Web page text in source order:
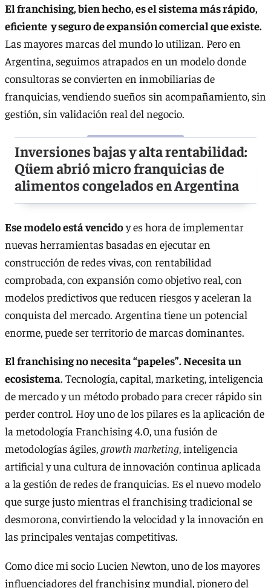
El franchising, bien hecho, es el sistema más rápido,
eficiente y seguro de expansión comercial que existe.
Las mayores marcas del mundo lo utilizan. Pero en
Argentina, seguimos atrapados en un modelo donde
consultoras se convierten en inmobiliarias de
franquicias, vendiendo sueños sin acompañamiento, sin
gestión, sin validación real del negocio.
Inversiones bajas y alta rentabilidad:
Qüem abrió micro franquicias de
alimentos congelados en Argentina
Ese modelo está vencidoy es hora de implementar
nuevas herramientas basadas en ejecutar en
construcción de redes vivas, con rentabilidad
comprobada, con expansión como objetivo real, con
modelos predictivos que reducen riesgos y aceleran la
conquista del mercado. Argentina tiene un potencial
enorme, puede ser territorio de marcas dominantes.
El franchising no necesita “papeles”. Necesita un
ecosistema. Tecnología, capital, marketing, inteligencia
de mercado y un método probado para crecer rápido sin
perder control. Hoy uno de los pilares es la aplicación de
la metodología Franchising 4.0, una fusión de
metodologías ágiles, growth marketing, inteligencia
artificial y una cultura de innovación continua aplicada
a la gestión de redes de franquicias. Es el nuevo modelo
que surge justo mientras el franchising tradicional se
desmorona, convirtiendo la velocidad y la innovación en
las principales ventajas competitivas.
Como dice mi socio Lucien Newton, uno de los mayores
influenciadores del franchising mundial, pionero del